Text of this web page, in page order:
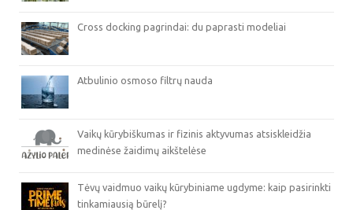
Cross docking pagrindai: du paprasti modeliai
Atbulinio osmoso filtrų nauda
Vaikų kūrybiškumas ir fizinis aktyvumas atsiskleidžia
medinėse žaidimų aikštelėse
Tėvų vaidmuo vaikų kūrybiniame ugdyme: kaip pasirinkti
tinkamiausią būrelį?